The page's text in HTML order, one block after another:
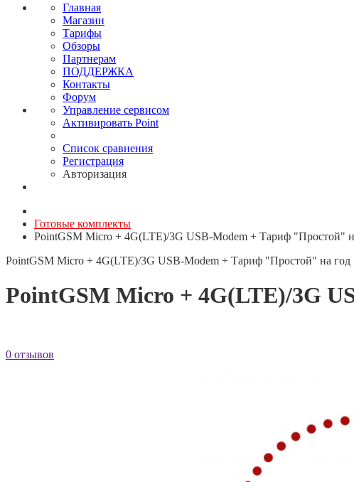
Главная
Магазин
Тарифы
Обзоры
Партнерам
ПОДДЕРЖКА
Контакты
Форум
Управление сервисом
Активировать Point
Список сравнения
Регистрация
Авторизация
Готовые комплекты
PointGSM Micro + 4G(LTE)/3G USB-Modem + Тариф "Простой"
PointGSM Micro + 4G(LTE)/3G USB-Modem + Тариф "Простой" на год
PointGSM Micro + 4G(LTE)/3G
0 отзывов